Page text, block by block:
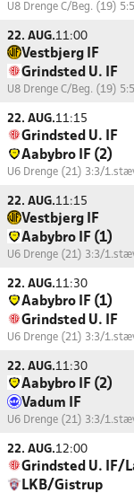
U8 Drenge C/Beg. (19)
22. AUG.11:00
Vestbjerg IF
Grindsted U. IF
U8 Drenge C/Beg. (19)
22. AUG.11:15
Grindsted U. IF
Aabybro IF (2)
U6 Drenge (21) 3:3/
22. AUG.11:15
Vestbjerg IF
Aabybro IF (1)
U6 Drenge (21) 3:3/
22. AUG.11:30
Aabybro IF (1)
Grindsted U. IF
U6 Drenge (21) 3:3/
22. AUG.11:30
Aabybro IF (2)
Vadum IF
U6 Drenge (21) 3:3/
22. AUG.12:00
Grindsted U. IF/
LKB/Gistrup